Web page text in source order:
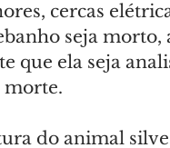
cercas
seja morto,
que ela seja
morte.
do animal